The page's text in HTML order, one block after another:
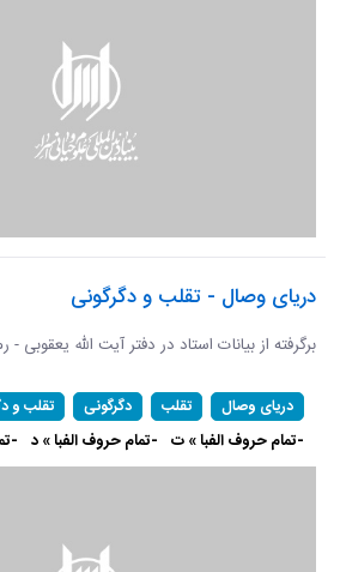
دریای وصال - تقلب و دگرگونی
برگرفته از بیانات استاد در دفتر آیت الله یعقوبی -
دریای وصال تقلب دگرگونی تقلب و
-تمام حروف الفبا » ت -تمام حروف الفبا » د -